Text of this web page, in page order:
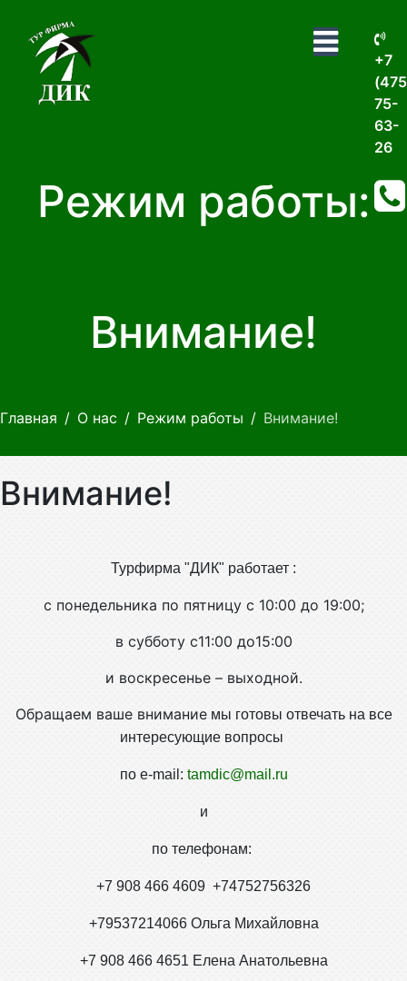
+7
75-
63-
26
Режим работы:
Внимание!
Главная О нас Режим работы Внимание!
Внимание!
Турфирма "ДИК" работает :
с понедельника по пятницу с 10:00 до 19:00;
в субботу с11:00 до15:00
и воскресенье – выходной.
Обращаем ваше вниманиемы готовы отвечать на все
интересующие вопросы
по e-mail: tamdic@mail.ru
и
по телефонам:
+7 908 466 4609 +74752756326
+79537214066 Ольга Михайловна
+7 908 466 4651 Елена Анатольевна